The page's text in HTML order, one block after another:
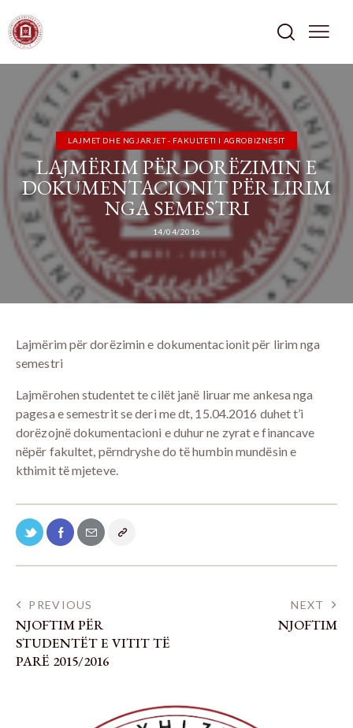
LAJMET DHE NGJARJET - FAKULTETI I AGROBIZNESIT
LAJMËRIM PËR DORËZIMIN E
DOKUMENTACIONIT PËR LIRIM
NGA SEMESTRI
14/04/2016
Lajmërim për dorëzimin e dokumentacionit për lirim nga
semestri
Lajmërohen studentet te cilët janë liruar me ankesa nga
pagesa e semestrit se deri me dt, 15.04.2016 duhet t’i
dorëzojnë dokumentacioni e duhur ne zyrat e financave
nëpër fakultet, përndryshe do të humbin mundësin e
kthimit të mjeteve.
PREVIOUS
NJOFTIM PËR
STUDENTËT E VITIT TË
PARË 2015/2016
NEXT
NJOFTIM